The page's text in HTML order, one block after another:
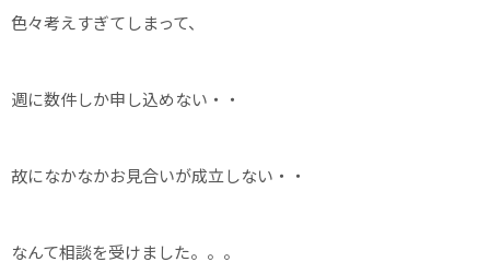
色々考えすぎてしまって、
週に数件しか申し込めない・・
故になかなかお見合いが成立しない・・
なんて相談を受けました。。。